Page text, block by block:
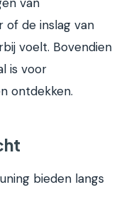
of de inslag van
voelt. Bovendien
is voor
ontdekken.
bieden langs